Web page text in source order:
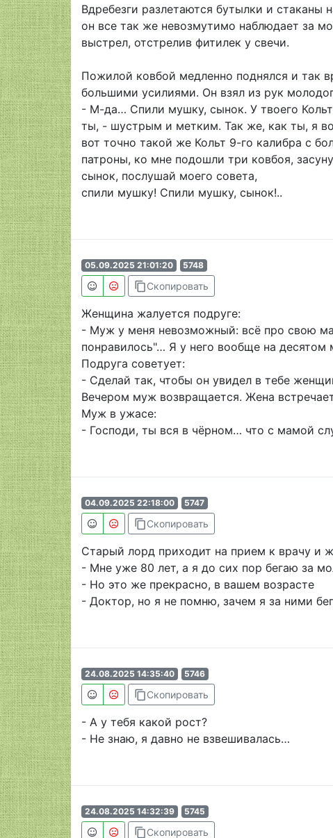
Вдребезги разлетаются бутылки и стаканы
он все так же невозмутимо наблюдает за
выстрел, отстрелив фитилек у свечи.
Пожилой ковбой медленно поднялся и так
большими усилиями. Он взял из рук
- М-да… Спили мушку, сынок. У твоего
ты, - шустрым и метким. Так же, как ты, я
вот точно такой же Кольт 9-го калибра с
патроны, ко мне подошли три ковбоя,
сынок, послушай моего совета,
спили мушку! Спили мушку, сынок!..
05.09.2025 21:01:20 5748
content_copyСкопировать
Женщина жалуется подруге:
- Муж у меня невозможный: всё про свою
понравилось"… Я у него вообще на десятом
Подруга советует:
- Сделай так, чтобы он увидел в тебе
Вечером муж возвращается. Жена
Муж в ужасе:
- Господи, ты вся в чёрном… что с мамой
04.09.2025 22:18:00 5747
content_copyСкопировать
Старый лорд приходит на прием к врачу и
- Мне уже 80 лет, а я до сих пор бегаю за
- Но это же прекрасно, в вашем возрасте
- Доктор, но я не помню, зачем я за ними
24.08.2025 14:35:40 5746
content_copyСкопировать
- А у тебя какой рост?
- Не знаю, я давно не взвешивалась…
24.08.2025 14:32:39 5745
content_copyСкопировать